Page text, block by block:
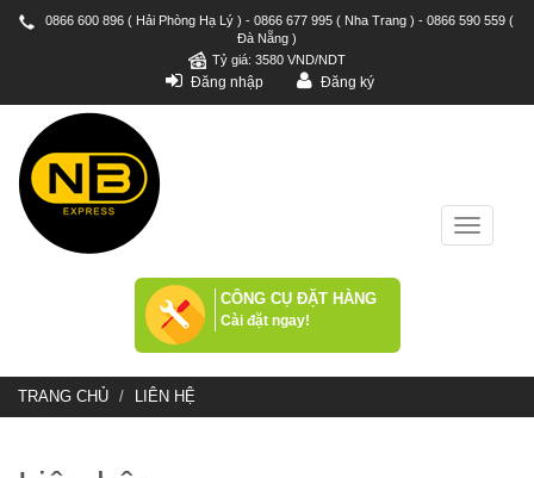
0866 600 896 ( Hải Phòng Hạ Lý ) - 0866 677 995 ( Nha Trang ) - 0866 590 559 (
Đà Nẵng )
Tỷ giá: 3580 VND/NDT
Đăng nhập Đăng ký
Toggle
CÔNG CỤ ĐẶT HÀNG
Cài đặt ngay!
TRANG CHỦ LIÊN HỆ